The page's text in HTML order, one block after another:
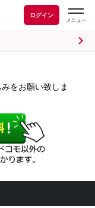
ログイン
をお願い致しま